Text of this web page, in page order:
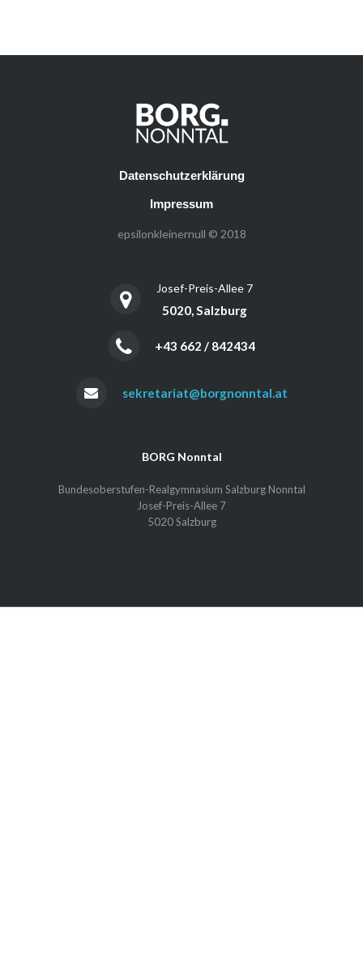
Datenschutzerklärung
Impressum
epsilonkleinernull © 2018
Josef-Preis-Allee 7
5020, Salzburg
+43 662 / 842434
sekretariat@borgnonntal.at
BORG Nonntal
Bundesoberstufen-Realgymnasium Salzburg Nonntal
Josef-Preis-Allee 7
5020 Salzburg